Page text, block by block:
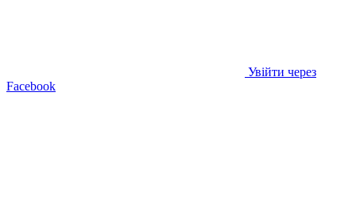
Увійти через
Facebook